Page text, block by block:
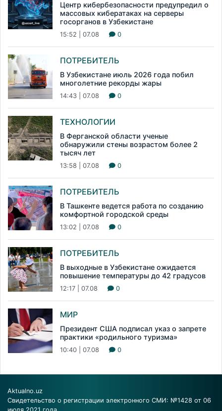
Центр кибербезопасности предупредил о
массовых кибератаках на серверы
госорганов в Узбекистане
15:52 | 07.08 0
ПОТРЕБИТЕЛЬ
В Узбекистане июль 2026 года побил
многолетние рекорды жары
14:43 | 07.08 0
ТЕХНОЛОГИИ
В Ферганской области ученые
обнаружили стены возрастом более 2
тысяч лет
13:58 | 07.08 0
ПОТРЕБИТЕЛЬ
В Ташкенте ведется работа по созданию
комфортной городской среды
13:02 | 07.08 0
ПОТРЕБИТЕЛЬ
В выходные в Узбекистане ожидается
повышение температуры до 42 градусов
12:17 | 07.08 0
МИР
Президент США подписал указ о запрете
практики «родильного туризма»
10:40 | 07.08 0
Aktualno.uz
Свидетельство о регистрации электронного СМИ: №1428 от 06